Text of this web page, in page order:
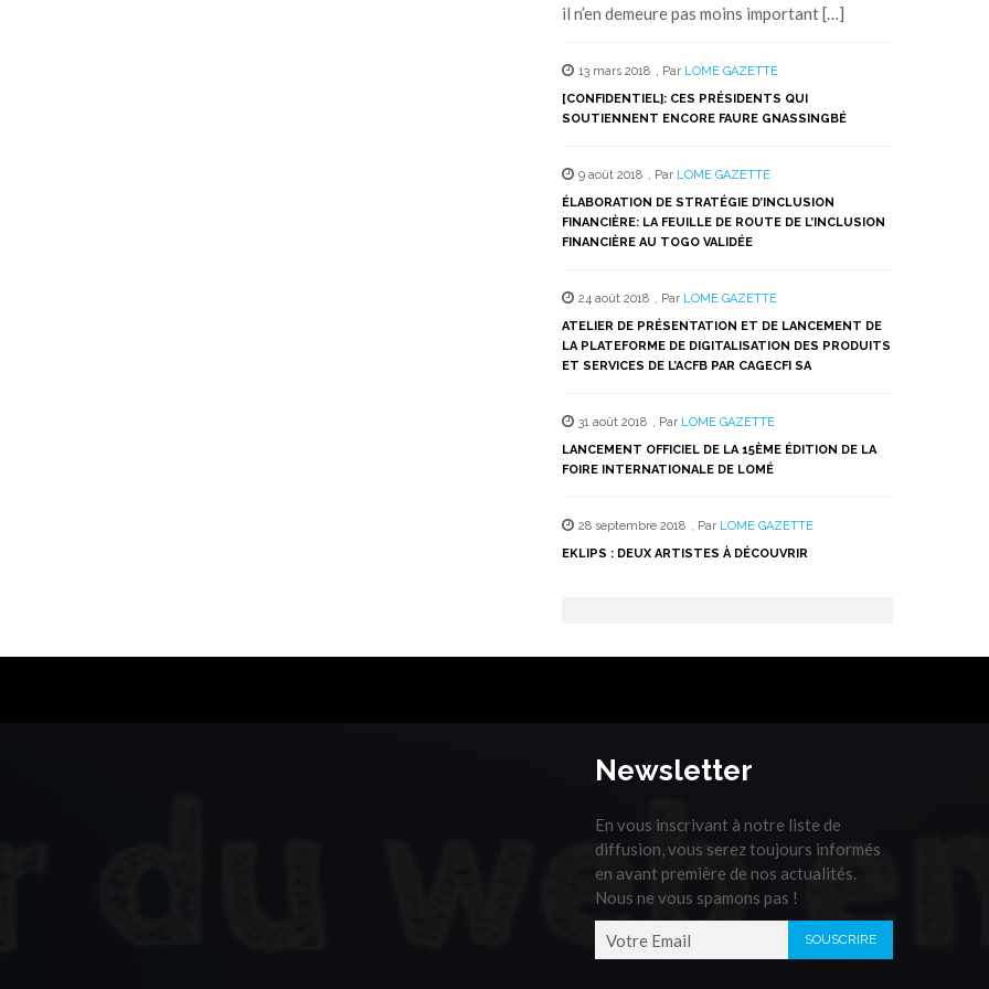
il n’en demeure pas moins important […]
13 mars 2018 , Par LOME GAZETTE
[CONFIDENTIEL]: CES PRÉSIDENTS QUI
SOUTIENNENT ENCORE FAURE GNASSINGBÉ
9 août 2018 , Par LOME GAZETTE
ÉLABORATION DE STRATÉGIE D’INCLUSION
FINANCIÈRE: LA FEUILLE DE ROUTE DE L’INCLUSION
FINANCIÈRE AU TOGO VALIDÉE
24 août 2018 , Par LOME GAZETTE
ATELIER DE PRÉSENTATION ET DE LANCEMENT DE
LA PLATEFORME DE DIGITALISATION DES PRODUITS
ET SERVICES DE L’ACFB PAR CAGECFI SA
31 août 2018 , Par LOME GAZETTE
LANCEMENT OFFICIEL DE LA 15ÈME ÉDITION DE LA
FOIRE INTERNATIONALE DE LOMÉ
28 septembre 2018 , Par LOME GAZETTE
EKLIPS : DEUX ARTISTES À DÉCOUVRIR
Newsletter
En vous inscrivant à notre liste de
diffusion, vous serez toujours informés
en avant première de nos actualités.
Nous ne vous spamons pas !